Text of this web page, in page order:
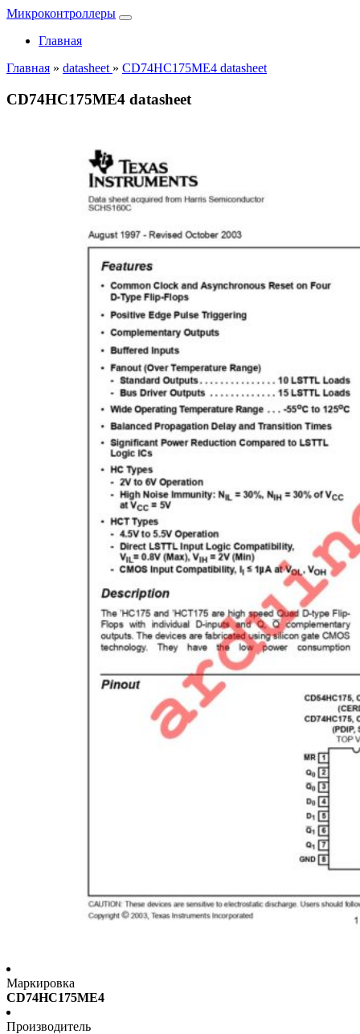
Микроконтроллеры
Главная
Главная » datasheet » CD74HC175ME4 datasheet
CD74HC175ME4 datasheet
Маркировка
CD74HC175ME4
Производитель